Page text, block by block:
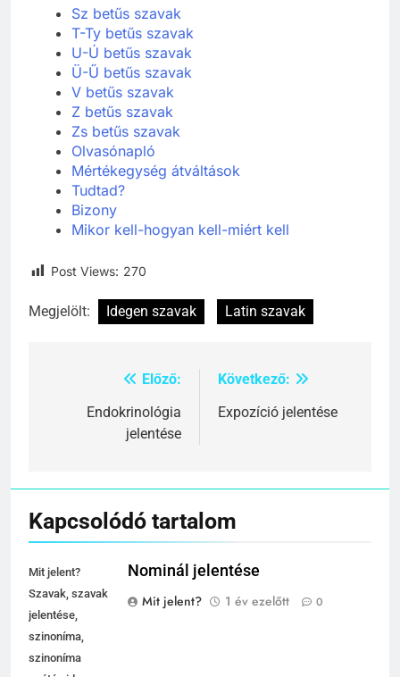
Sz betűs szavak
T-Ty betűs szavak
U-Ú betűs szavak
Ü-Ű betűs szavak
V betűs szavak
Z betűs szavak
Zs betűs szavak
Olvasónapló
Mértékegység átváltások
Tudtad?
Bizony
Mikor kell-hogyan kell-miért kell
Post Views: 270
Megjelölt: Idegen szavak Latin szavak
Bejegyzés
navigáció
Előző:
Endokrinológia
jelentése
Következő:
Expozíció jelentése
Kapcsolódó tartalom
Mit jelent?
Szavak, szavak
jelentése,
szinoníma,
szinoníma
Nominál jelentése
Mit jelent?
1 év ezelőtt 0